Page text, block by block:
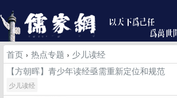
首页 › 热点专题 › 少儿读经
【方朝晖】青少年读经亟需重新定位和规范
少儿读经